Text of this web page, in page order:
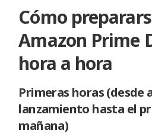
Cómo
Amazon Prime
hora a hora
Primeras horas (desde
lanzamiento hasta el
mañana)